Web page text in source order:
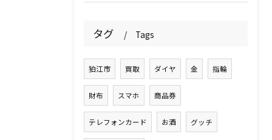
タグ Tags
狛江市 買取 ダイヤ 金 指輪
財布 スマホ 商品券
テレフォンカード お酒 グッチ